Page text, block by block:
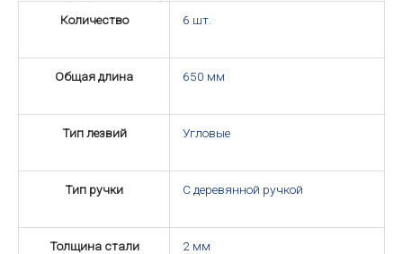
Количество
6 шт.
Общая длина 650 мм
Тип лезвий Угловые
Тип ручки С деревянной ручкой
Толщина стали 2 мм